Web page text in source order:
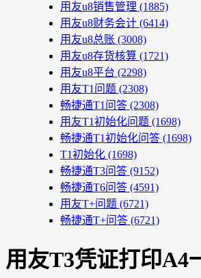
用友u8销售管理 (1885)
用友u8财务会计 (6414)
用友u8总账 (3008)
用友u8存货核算 (1721)
用友u8平台 (2298)
用友T1问题 (2308)
畅捷通T1问答 (2308)
用友T1初始化问题 (1698)
畅捷通T1初始化问答 (1698)
T1初始化 (1698)
畅捷通T3问答 (9152)
畅捷通T6问答 (4591)
用友T+问题 (6721)
畅捷通T+问答 (6721)
用友T3凭证打印A4